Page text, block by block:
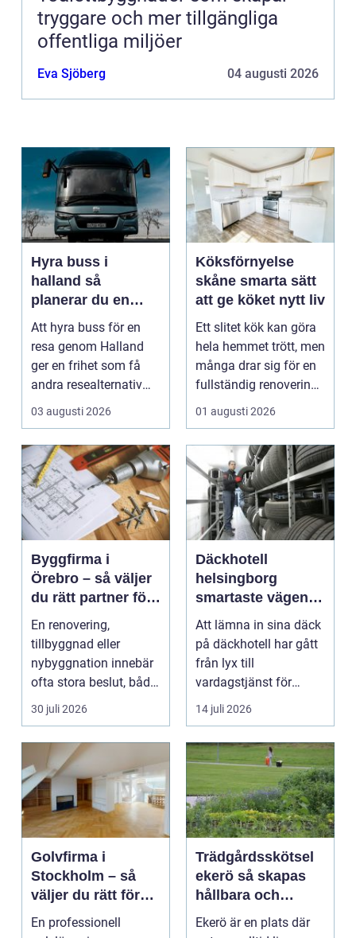
tryggare och mer tillgängliga
offentliga miljöer
Eva Sjöberg 04 augusti 2026
Hyra buss i
halland så
planerar du en
trygg och smidig
resa
Att hyra buss för en
resa genom Halland
ger en frihet som få
andra resealternativ
erbjuder. Gruppen ...
03 augusti 2026
Köksförnyelse
skåne smarta sätt
att ge köket nytt liv
Ett slitet kök kan göra
hela hemmet trött, men
många drar sig för en
fullständig renovering.
Det tar...
01 augusti 2026
Byggfirma i
Örebro – så väljer
du rätt partner för
ditt projekt
En renovering,
tillbyggnad eller
nybyggnation innebär
ofta stora beslut, både
ekonomiskt ...
30 juli 2026
Däckhotell
helsingborg
smartaste vägen
till säkra hjulskift
Att lämna in sina däck
på däckhotell har gått
från lyx till
vardagstjänst för
många bilägare. I
Hels...
14 juli 2026
Golvfirma i
Stockholm – så
väljer du rätt för
ett hållbart golv
En professionell
Trädgårdsskötsel
ekerö så skapas
hållbara och
vackra utemiljöer
året runt
Ekerö är en plats där